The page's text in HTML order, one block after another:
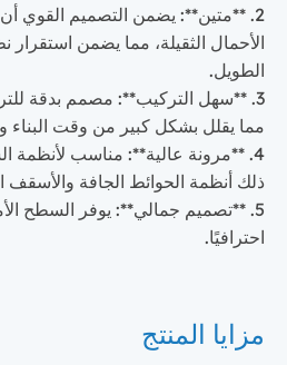
2. **متين**: يضمن التصميم القوي أن
الأحمال الثقيلة، مما يضمن
الطويل.
3. **سهل التركيب**: مصمم بدقة
مما يقلل بشكل كبير من وقت البناء
4. **مرونة عالية**: مناسب لأنظمة
ذلك أنظمة الحوائط الجافة والأسقف
5. **تصميم جمالي**: يوفر السطح
احترافيًا.
مزايا المنتج